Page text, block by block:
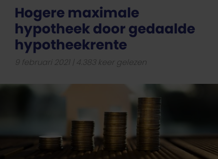
Hogere maximale
hypotheek door gedaalde
hypotheekrente
9 februari 2021 4.383 keer gelezen